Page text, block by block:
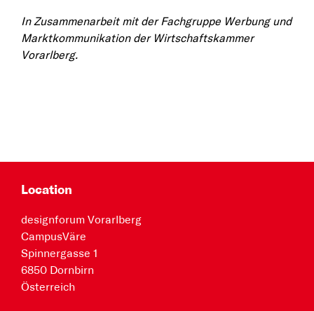
In Zusammenarbeit mit der Fachgruppe Werbung und
Marktkommunikation der Wirtschaftskammer
Vorarlberg.
Location
designforum Vorarlberg
CampusVäre
Spinnergasse 1
6850 Dornbirn
Österreich